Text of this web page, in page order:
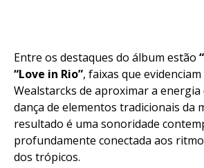
Entre os destaques do álbum estão
“Love in Rio”, faixas que
Wealstarcks de aproximar a energia
dança de elementos tradicionais da
resultado é uma sonoridade
profundamente conectada aos
dos trópicos.